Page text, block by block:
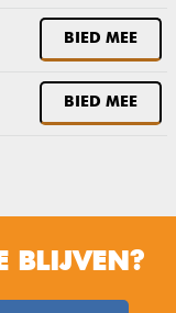
BIED MEE
BIED MEE
BLIJVEN?